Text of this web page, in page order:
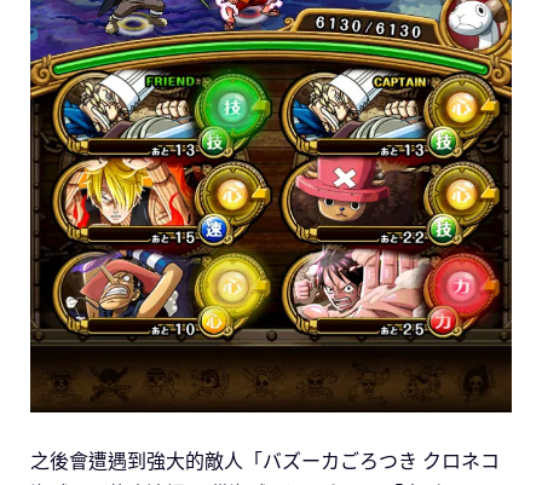
之後會遭遇到強大的敵人「バズーカごろつき クロネコ